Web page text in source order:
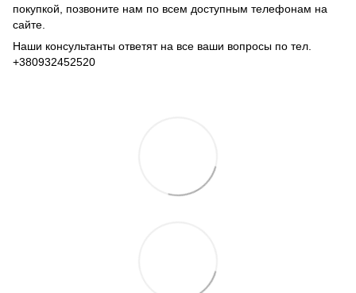
покупкой, позвоните нам по всем доступным телефонам на
сайте.
Наши консультанты ответят на все ваши вопросы по тел.
+380932452520